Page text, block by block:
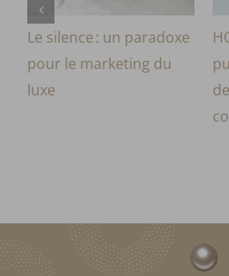
Le silence : un paradoxe
pour le marketing du
luxe